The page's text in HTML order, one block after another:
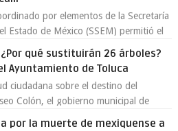
por elementos de la Secretaría
Estado de México (SSEM) permitió el
¿Por qué sustituirán 26 árboles?
Ayuntamiento de Toluca
ciudadana sobre el destino del
Colón, el gobierno municipal de
por la muerte de mexiquense a